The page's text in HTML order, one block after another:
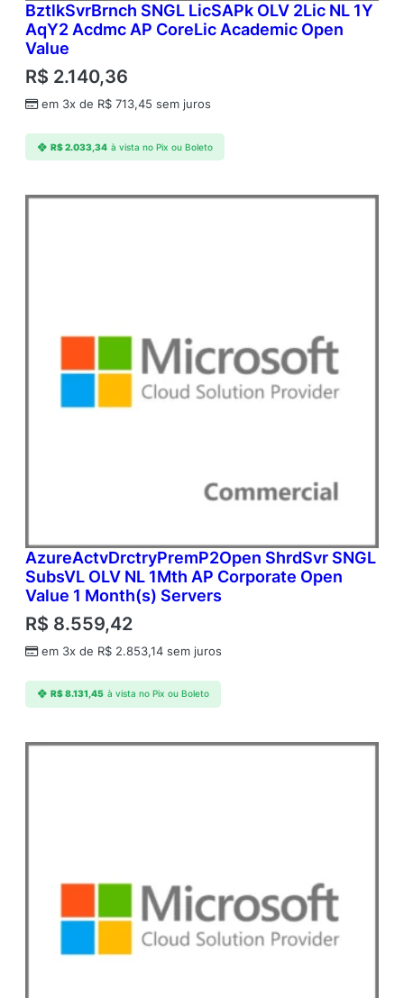
BztlkSvrBrnch SNGL LicSAPk OLV 2Lic NL 1Y
AqY2 Acdmc AP CoreLic Academic Open
Value
R$ 2.140,36
em 3x de R$ 713,45 sem juros
R$2.033,34 à vista no Pix ou Boleto
AzureActvDrctryPremP2Open ShrdSvr SNGL
SubsVL OLV NL 1Mth AP Corporate Open
Value 1 Month(s) Servers
R$ 8.559,42
em 3x de R$ 2.853,14 sem juros
R$8.131,45 à vista no Pix ou Boleto